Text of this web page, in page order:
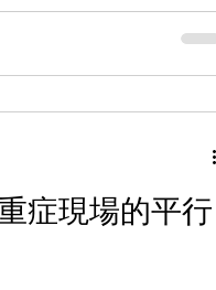
症現場的平行